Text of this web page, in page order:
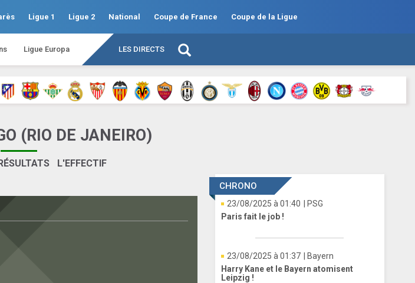
Ligue 1 Ligue 2 National Coupe de France Coupe de la Ligue
Ligue Europa LES DIRECTS
(RIO DE JANEIRO)
L'EFFECTIF
CHRONO
23/08/2025 à 01:40
| PSG
Paris fait le job !
23/08/2025 à 01:37
| Bayern
Harry Kane et le Bayern atomisent
Leipzig !